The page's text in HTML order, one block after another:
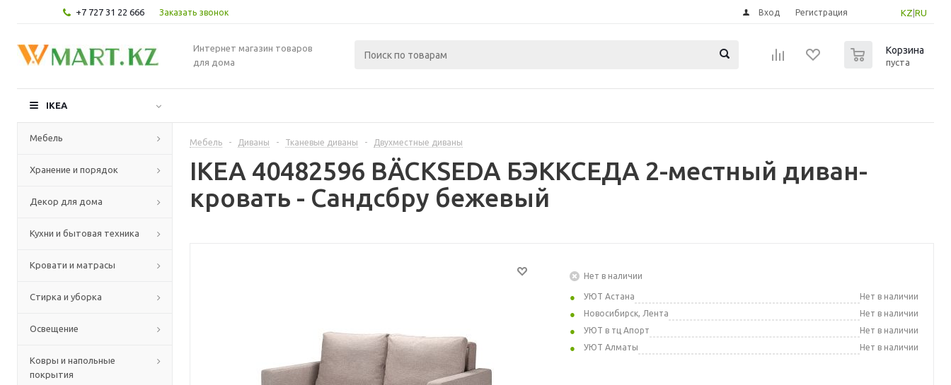
+7 727 31 22 666 Заказать звонок KZ RU
Вход Регистрация
Интернет магазин товаров
для дома
Корзина
пуста
IKEA
Мебель
Хранение и порядок
Декор для дома
Кухни и бытовая техника
Кровати и матрасы
Стирка и уборка
Освещение
Ковры и напольные
покрытия
Мебель - Диваны - Тканевые диваны - Двухместные диваны
IKEA 40482596 BÄCKSEDA БЭККСЕДА 2-местный диван-
кровать - Сандсбру бежевый
Нет в наличии
УЮТ Астана
Нет в наличии
Новосибирск, Лента
Нет в наличии
УЮТ в тц Апорт
Нет в наличии
УЮТ Алматы
Нет в наличии